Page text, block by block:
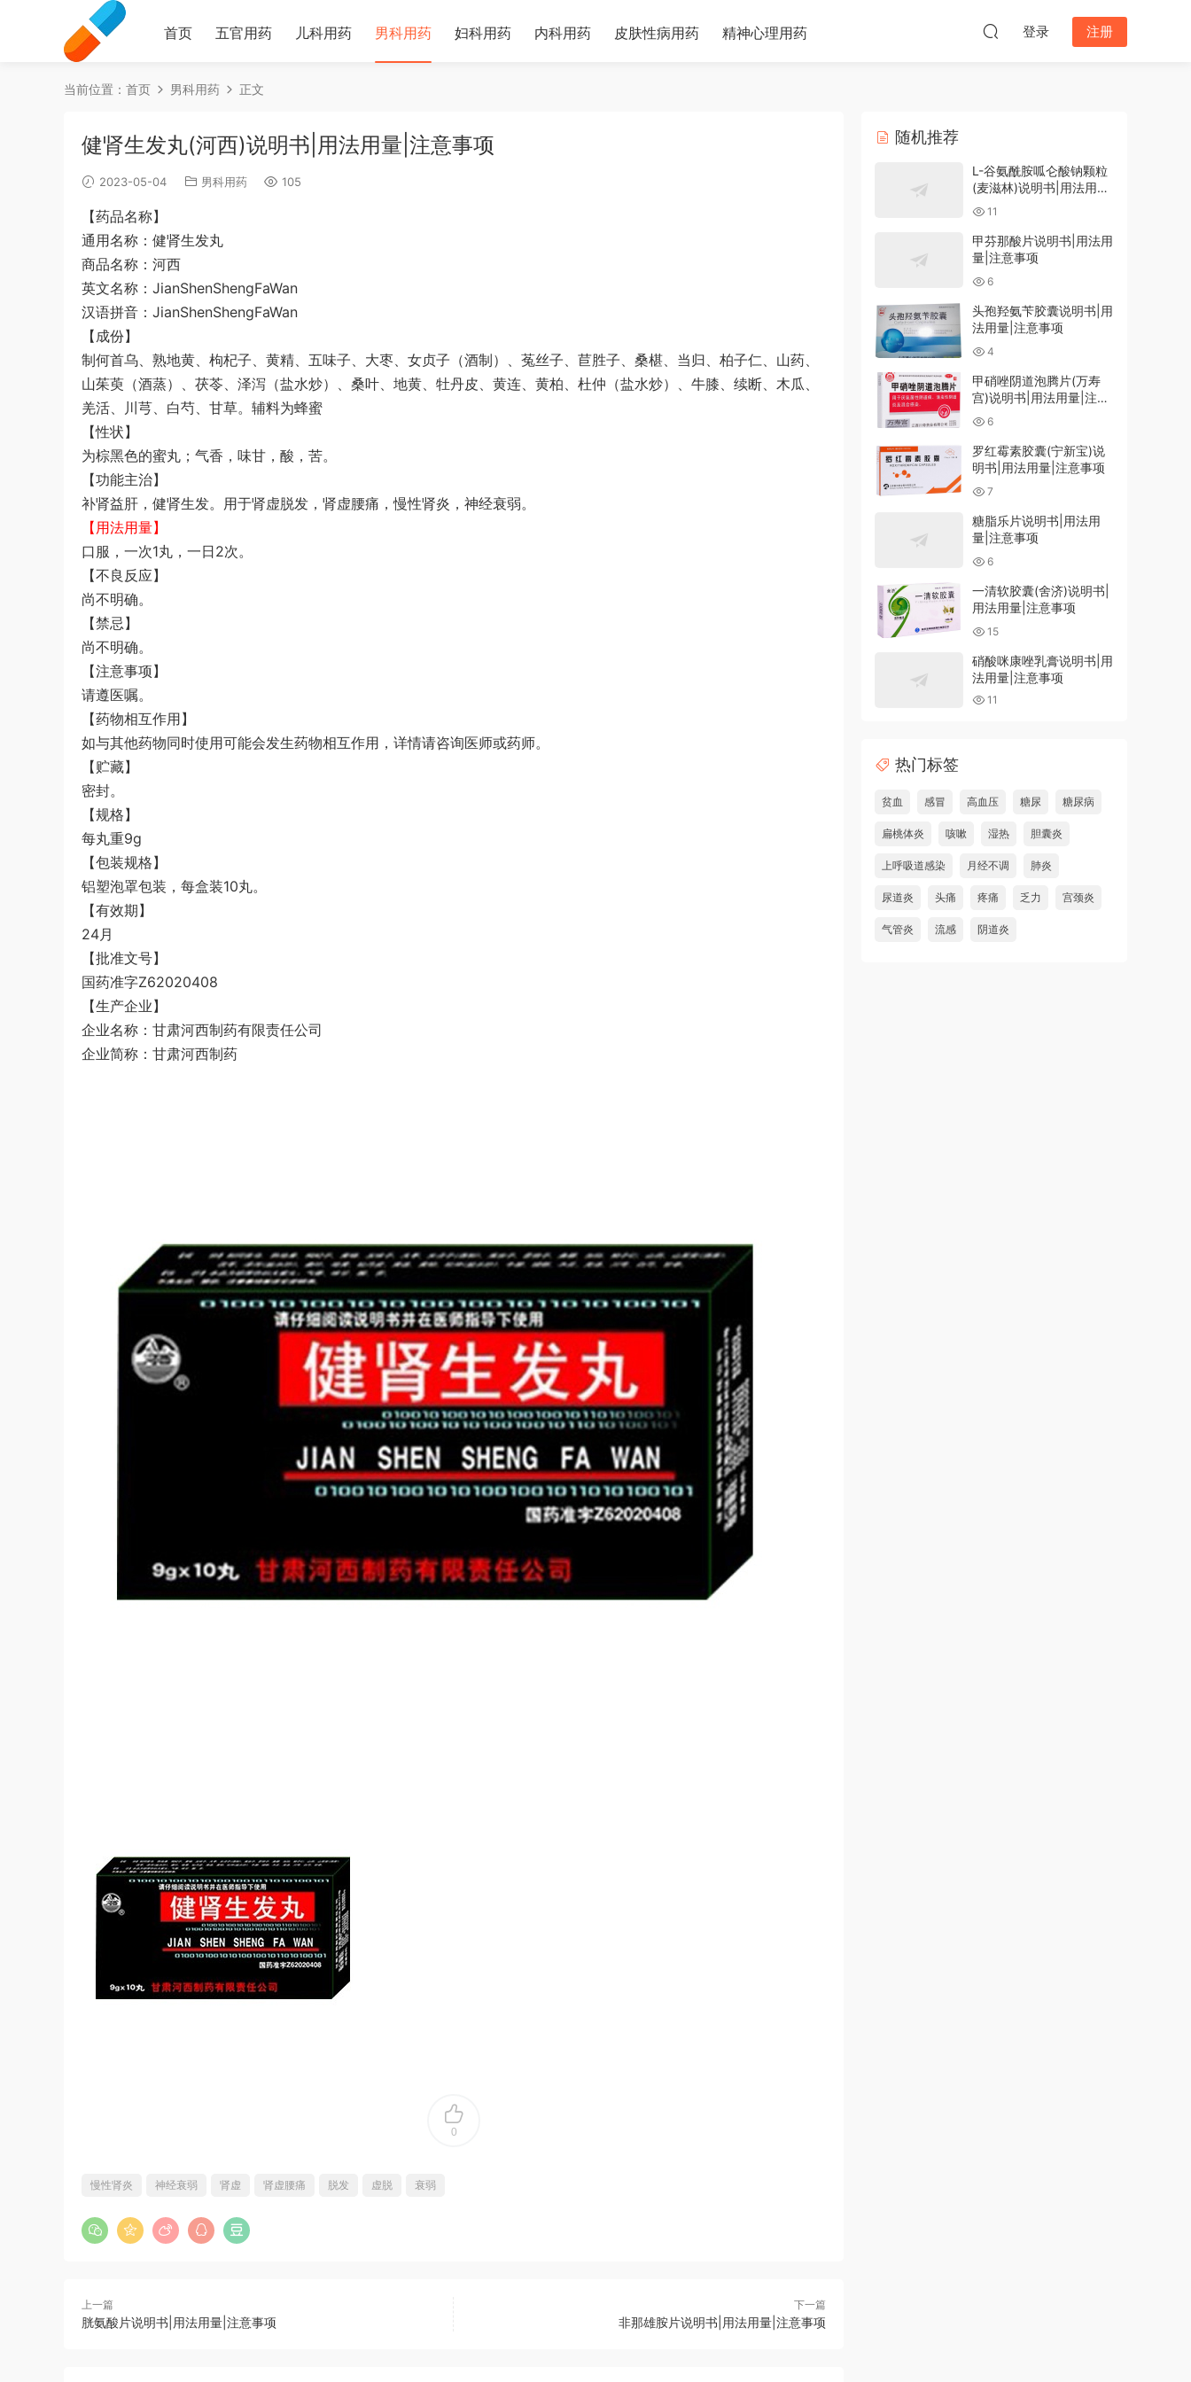
首页 五官用药 儿科用药 男科用药 妇科用药 内科用药 皮肤性病用药 精神心理用药 登录 注册
当前位置： 首页 男科用药 正文
健肾生发丸(河西)说明书|用法用量|注意事项
2023-05-04 男科用药 105
【药品名称】
通用名称：健肾生发丸
商品名称：河西
英文名称：JianShenShengFaWan
汉语拼音：JianShenShengFaWan
【成份】
制何首乌、熟地黄、枸杞子、黄精、五味子、大枣、女贞子（酒制）、菟丝子、苣胜子、桑椹、当归、柏子仁、山药、
山茱萸（酒蒸）、茯苓、泽泻（盐水炒）、桑叶、地黄、牡丹皮、黄连、黄柏、杜仲（盐水炒）、牛膝、续断、木瓜、
羌活、川芎、白芍、甘草。辅料为蜂蜜
【性状】
为棕黑色的蜜丸；气香，味甘，酸，苦。
【功能主治】
补肾益肝，健肾生发。用于肾虚脱发，肾虚腰痛，慢性肾炎，神经衰弱。
【用法用量】
口服，一次1丸，一日2次。
【不良反应】
尚不明确。
【禁忌】
尚不明确。
【注意事项】
请遵医嘱。
【药物相互作用】
如与其他药物同时使用可能会发生药物相互作用，详情请咨询医师或药师。
【贮藏】
密封。
【规格】
每丸重9g
【包装规格】
铝塑泡罩包装，每盒装10丸。
【有效期】
24月
【批准文号】
国药准字Z62020408
【生产企业】
企业名称：甘肃河西制药有限责任公司
企业简称：甘肃河西制药
0
慢性肾炎 神经衰弱 肾虚 肾虚腰痛 脱发 虚脱 衰弱
上一篇
胱氨酸片说明书|用法用量|注意事项
下一篇
非那雄胺片说明书|用法用量|注意事项
随机推荐
L-谷氨酰胺呱仑酸钠颗粒
(麦滋林)说明书|用法用量|
注意事项
11
甲芬那酸片说明书|用法用
量|注意事项
6
头孢羟氨苄胶囊说明书|用
法用量|注意事项
4
甲硝唑阴道泡腾片(万寿
宫)说明书|用法用量|注意
事项
6
罗红霉素胶囊(宁新宝)说
明书|用法用量|注意事项
7
糖脂乐片说明书|用法用
量|注意事项
6
一清软胶囊(舍济)说明书|
用法用量|注意事项
15
硝酸咪康唑乳膏说明书|用
法用量|注意事项
11
热门标签
贫血 感冒 高血压 糖尿 糖尿病
扁桃体炎 咳嗽 湿热 胆囊炎
上呼吸道感染 月经不调 肺炎
尿道炎 头痛 疼痛 乏力 宫颈炎
气管炎 流感 阴道炎